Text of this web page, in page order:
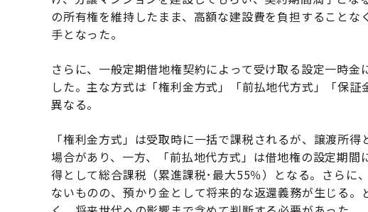
の所有権を維持したまま、高額な建設費を負担すること
手となった。
さらに、一般定期借地権契約によって受け取る設定一時
した。主な方式は「権利金方式」「前払地代方式」「保
異なる。
「権利金方式」は受取時に一括で課税されるが、譲渡所
場合があり、一方、「前払地代方式」は借地権の設定期
得として総合課税（累進課税･最大55％）となる。さらに
ないものの、預かり金として将来的な返還義務が生じる